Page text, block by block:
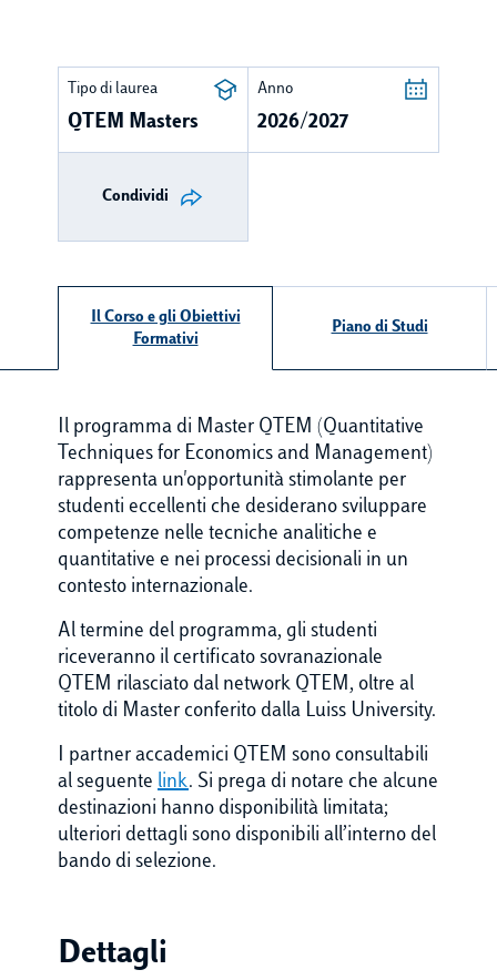
Tipo di laurea
QTEM Masters
Anno
2026/2027
Condividi
Il Corso e gli Obiettivi
Formativi
Piano di Studi
Il programma di Master QTEM (Quantitative
Techniques for Economics and Management)
rappresenta un'opportunità stimolante per
studenti eccellenti che desiderano sviluppare
competenze nelle tecniche analitiche e
quantitative e nei processi decisionali in un
contesto internazionale.
Al termine del programma, gli studenti
riceveranno il certificato sovranazionale
QTEM rilasciato dal network QTEM, oltre al
titolo di Master conferito dalla Luiss University.
I partner accademici QTEM sono consultabili
al seguente link. Si prega di notare che alcune
destinazioni hanno disponibilità limitata;
ulteriori dettagli sono disponibili all’interno del
bando di selezione.
Dettagli